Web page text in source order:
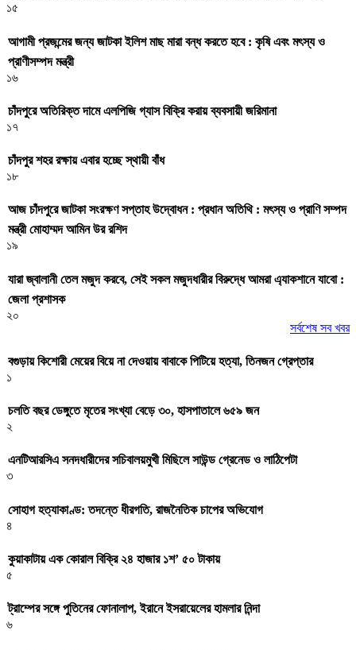
১৫
আগামী প্রজন্মের জন্য জাটকা ইলিশ মাছ মারা বন্ধ করতে হবে : কৃষি এবং মৎস্য ও
প্রাণীসম্পদ মন্ত্রী
১৬
চাঁদপুরে অতিরিক্ত দামে এলপিজি গ্যাস বিক্রি করায় ব্যবসায়ী জরিমানা
১৭
চাঁদপুর শহর রক্ষায় এবার হচ্ছে স্থায়ী বাঁধ
১৮
আজ চাঁদপুরে জাটকা সংরক্ষণ সপ্তাহ উদ্বোধন : প্রধান অতিথি : মৎস্য ও প্রাণি সম্পদ
মন্ত্রী মোহাম্মদ আমিন উর রশিদ
১৯
যারা জ্বালানী তেল মজুদ করবে, সেই সকল মজুদধারীর বিরুদ্ধে আমরা এ্যাকশানে যাবো :
জেলা প্রশাসক
২০
সর্বশেষ সব খবর
বগুড়ায় কিশোরী মেয়ের বিয়ে না দেওয়ায় বাবাকে পিটিয়ে হত্যা, তিনজন গ্রেপ্তার
১
চলতি বছর ডেঙ্গুতে মৃতের সংখ্যা বেড়ে ৩০, হাসপাতালে ৬৫৯ জন
২
এনটিআরসিএ সনদধারীদের সচিবালয়মুখী মিছিলে সাউন্ড গ্রেনেড ও লাঠিপেটা
৩
সোহাগ হত্যাকাণ্ড: তদন্তে ধীরগতি, রাজনৈতিক চাপের অভিযোগ
৪
কুয়াকাটায় এক কোরাল বিক্রি ২৪ হাজার ১শ’ ৫০ টাকায়
৫
ট্রাম্পের সঙ্গে পুতিনের ফোনালাপ, ইরানে ইসরায়েলের হামলার নিন্দা
৬